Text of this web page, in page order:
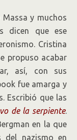
Massa y muchos
dicen que ese
Cristina
propuso acabar
así, con sus
fue amarga y
Escribió que las
de la serpiente.
en la que
del nazismo en